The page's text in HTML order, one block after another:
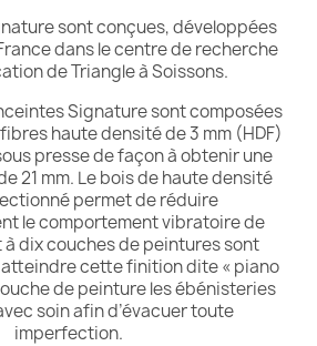
sont conçues, développées
dans le centre de recherche
de Triangle à Soissons.
Signature sont composées
haute densité de 3 mm (HDF)
presse de façon à obtenir une
21 mm. Le bois de haute densité
permet de réduire
le comportement vibratoire de
à dix couches de peintures sont
cette finition dite « piano
de peinture les ébénisteries
soin afin d’évacuer toute
imperfection.